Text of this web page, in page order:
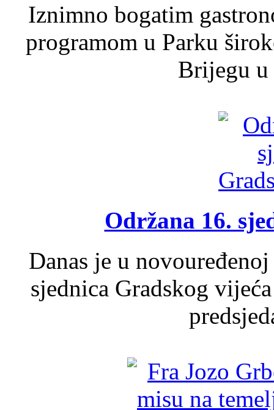
Iznimno bogatim
programom u Parku
Brijegu u
Održana 16.
Danas je u
sjednica Gradskog